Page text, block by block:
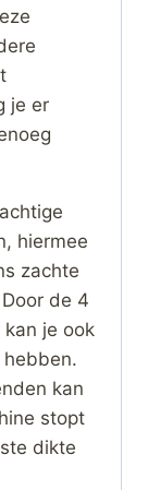
je er
hiermee
zachte
de 4
je ook
kan
stopt
dikte